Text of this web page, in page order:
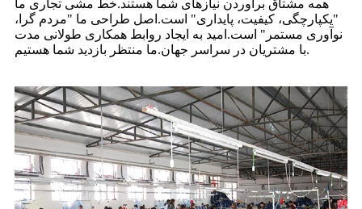
همه مشتاق برآوردن نیازهای شما هستند.خط مشی تجاری ما
"یکپارچگی، کیفیت، پایداری" است.اصل طراحی ما "مردم گرا،
نوآوری مستمر" است.امید به ایجاد روابط همکاری طولانی مدت
با مشتریان در سراسر جهان.ما منتظر بازدید شما هستیم.